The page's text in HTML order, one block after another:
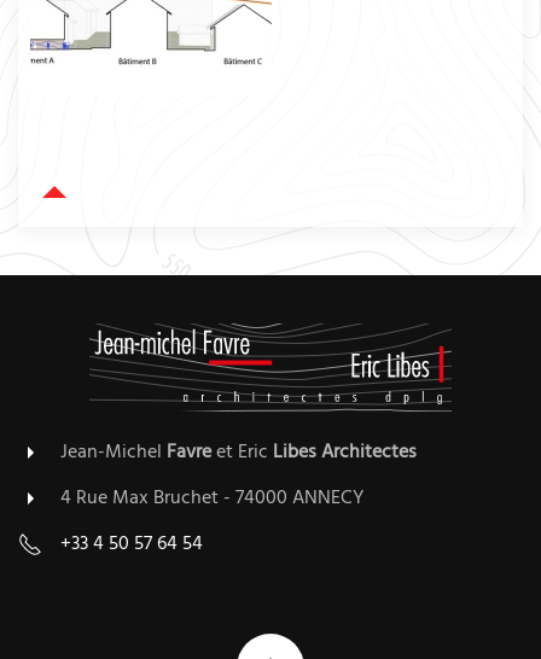
Jean-Michel Favreet Eric LibesArchitectes
4 Rue Max Bruchet - 74000 ANNECY
+33 4 50 57 64 54